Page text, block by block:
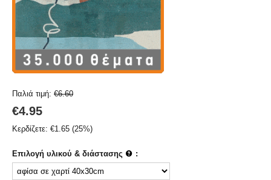
Παλιά τιμή: €6.60
€4.95
Κερδίζετε: €1.65 (25%)
Επιλογή υλικού & διάστασης :